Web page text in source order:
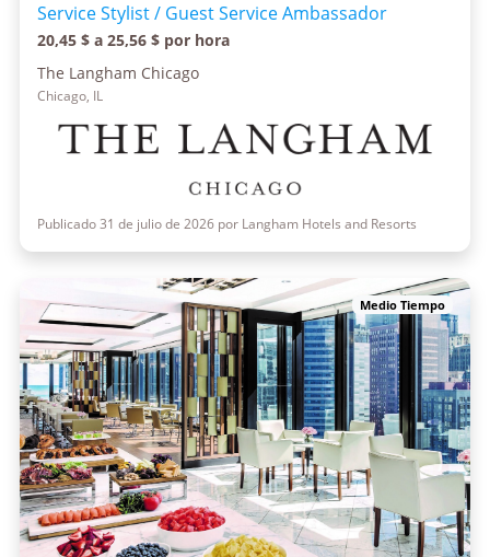
Service Stylist / Guest Service Ambassador
20,45 $ a 25,56 $ por hora
The Langham Chicago
Chicago, IL
Publicado 31 de julio de 2026 por Langham Hotels and Resorts
Medio Tiempo